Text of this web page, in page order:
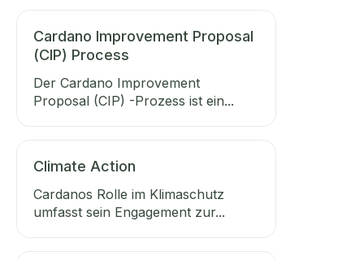
Cardano Improvement Proposal
(CIP) Process
Der Cardano Improvement
Proposal (CIP) -Prozess ist ein...
Climate Action
Cardanos Rolle im Klimaschutz
umfasst sein Engagement zur...